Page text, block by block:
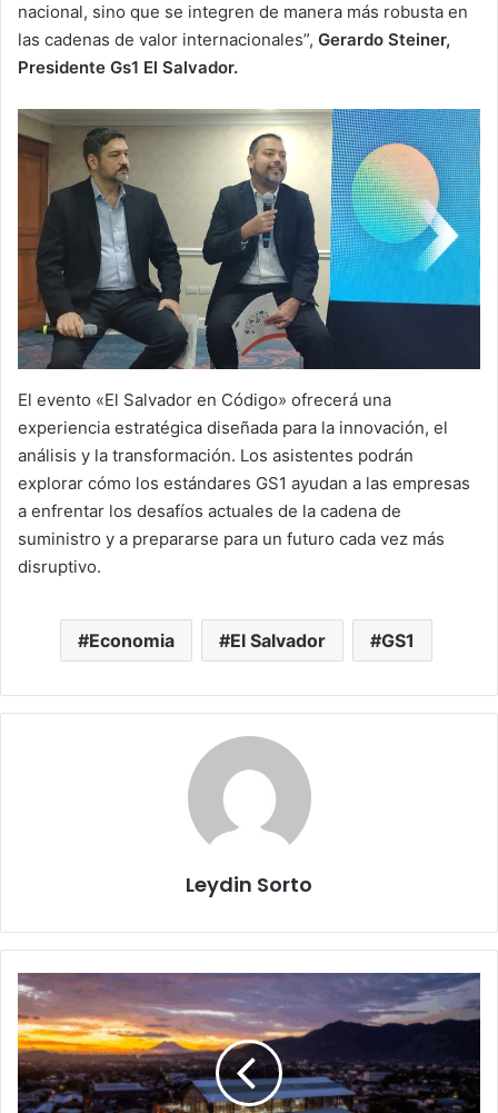
nacional, sino que se integren de manera más robusta en
las cadenas de valor internacionales”, Gerardo Steiner,
Presidente Gs1 El Salvador.
El evento «El Salvador en Código» ofrecerá una
experiencia estratégica diseñada para la innovación, el
análisis y la transformación. Los asistentes podrán
explorar cómo los estándares GS1 ayudan a las empresas
a enfrentar los desafíos actuales de la cadena de
suministro y a prepararse para un futuro cada vez más
disruptivo.
Economia El Salvador GS1
Leydin Sorto
Presidente
Bukele
inaugura
Mercado
San
Miguelito